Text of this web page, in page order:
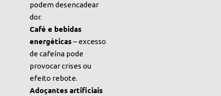
podem desencadear
dor.
Café e bebidas
energéticas– excesso
de cafeína pode
provocar crises ou
efeito rebote.
Adoçantes artificiais